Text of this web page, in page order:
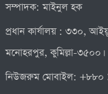
সম্পাদক: মাইনুল হক
প্রধান কার্যালয় : ৩৩০,
মনোহরপুর, কুমিল্লা-৩৫০০।
নিউজরুম মোবাইল: